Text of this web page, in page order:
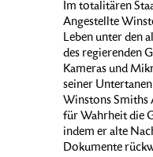
Im totalitären
Angestellte
Leben unter den
des regierenden
Kameras und
seiner
Winstons
für Wahrheit die
indem er alte
Dokumente